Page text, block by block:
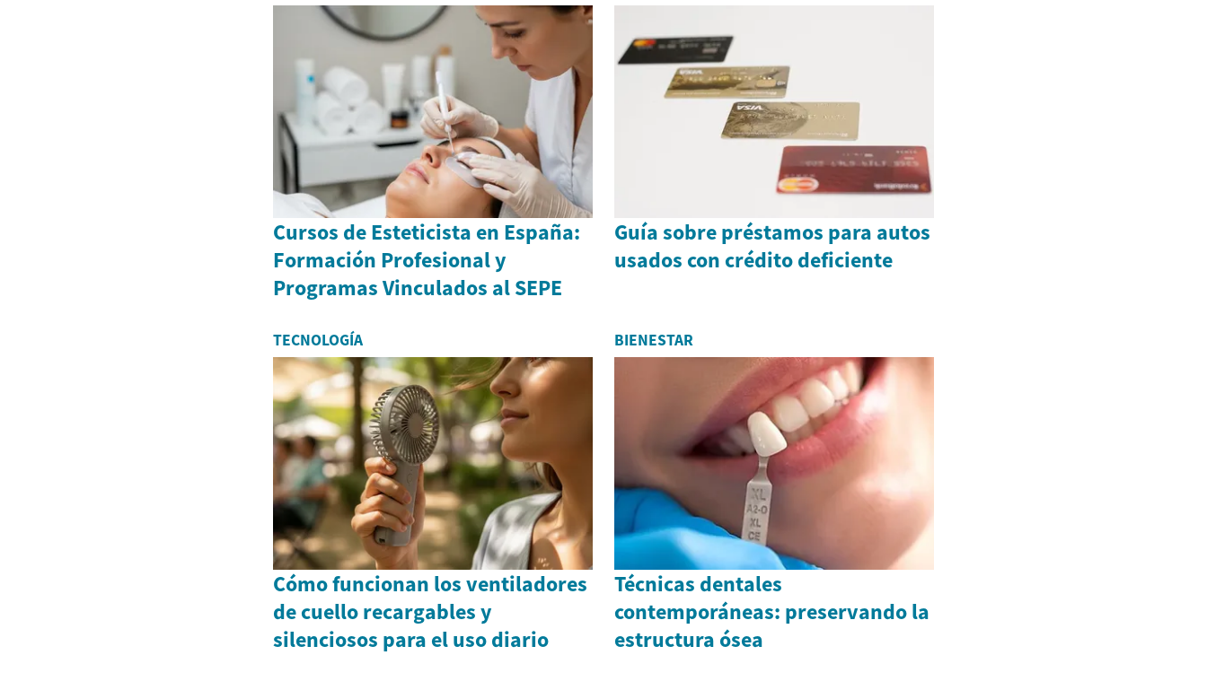
Cursos de Esteticista en España:
Formación Profesional y
Programas Vinculados al SEPE
Guía sobre préstamos para autos
usados con crédito deficiente
TECNOLOGÍA
Cómo funcionan los ventiladores
de cuello recargables y
silenciosos para el uso diario
BIENESTAR
Técnicas dentales
contemporáneas: preservando la
estructura ósea